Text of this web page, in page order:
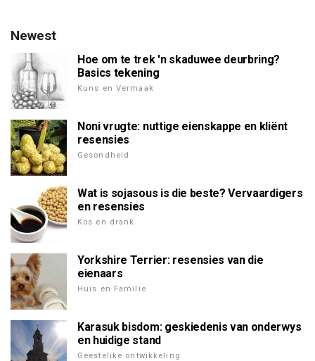
Newest
Hoe om te trek 'n skaduwee deurbring?
Basics tekening
Kuns en Vermaak
Noni vrugte: nuttige eienskappe en kliënt
resensies
Gesondheid
Wat is sojasous is die beste? Vervaardigers
en resensies
Kos en drank
Yorkshire Terrier: resensies van die
eienaars
Huis en Familie
Karasuk bisdom: geskiedenis van onderwys
en huidige stand
Geestelike ontwikkeling